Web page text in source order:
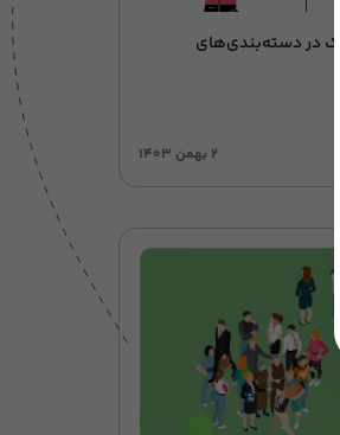
در دسته‌بندی‌های
۲ بهمن ۱۴۰۳